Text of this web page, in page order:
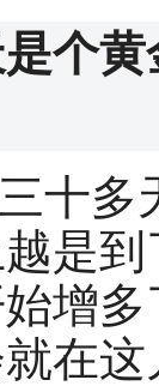
个
十多
是
增
在这